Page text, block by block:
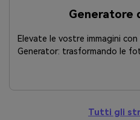
Generatore
Elevate le vostre immagini
Generator: trasformando le
Tutti gli